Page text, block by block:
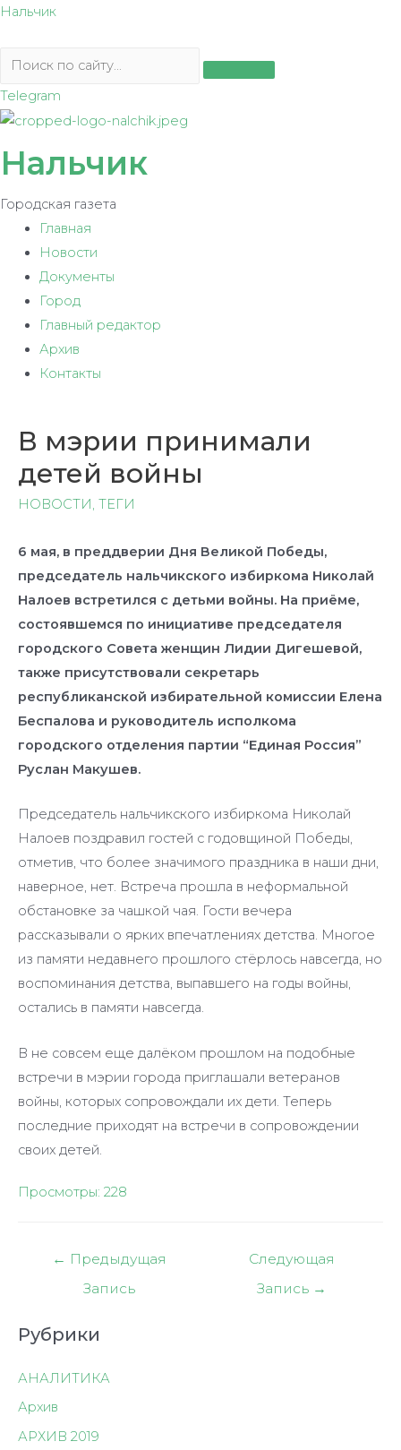
Перейти
содержимому
Нальчик
Telegram
Нальчик
Городская газета
Главная
Новости
Документы
Город
Главный редактор
Архив
Контакты
В мэрии принимали
детей войны
НОВОСТИ, ТЕГИ
6 мая, в преддверии Дня Великой Победы,
председатель нальчикского избиркома Николай
Налоев встретился с детьми войны. На приёме,
состоявшемся по инициативе председателя
городского Совета женщин Лидии Дигешевой,
также присутствовали секретарь
республиканской избирательной комиссии Елена
Беспалова и руководитель исполкома
городского отделения партии “Единая Россия”
Руслан Макушев.
Председатель нальчикского избиркома Николай
Налоев поздравил гостей с годовщиной Победы,
отметив, что более значимого праздника в наши дни,
наверное, нет. Встреча прошла в неформальной
обстановке за чашкой чая. Гости вечера
рассказывали о ярких впечатлениях детства. Многое
из памяти недавнего прошлого стёрлось навсегда, но
воспоминания детства, выпавшего на годы войны,
остались в памяти навсегда.
В не совсем еще далёком прошлом на подобные
встречи в мэрии города приглашали ветеранов
войны, которых сопровождали их дети. Теперь
последние приходят на встречи в сопровождении
своих детей.
Просмотры: 228
Навигация
← Предыдущая
Запись
Следующая
Запись →
Рубрики
АНАЛИТИКА
Архив
АРХИВ 2019